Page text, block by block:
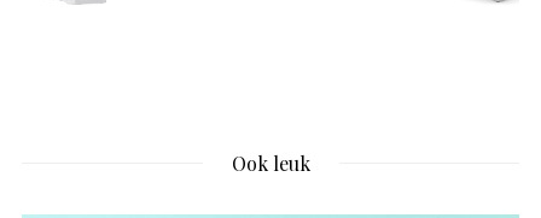
Ook leuk